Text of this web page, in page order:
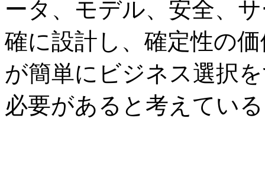
ータ、モデル、安全、
確に設計し、確定性の
が簡単にビジネス選択
必要があると考えてい